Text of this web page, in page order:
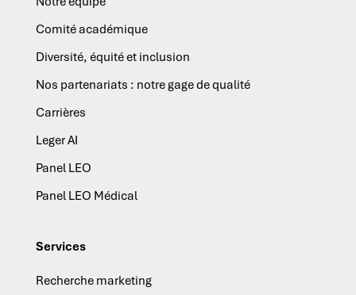
Comité académique
Diversité, équité et inclusion
Nos partenariats : notre gage de qualité
Carrières
Leger AI
Panel LEO
Panel LEO Médical
Services
Recherche marketing